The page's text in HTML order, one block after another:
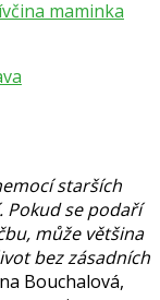
maminka
starších
Pokud se podaří
může většina
bez zásadních
Bouchalová,